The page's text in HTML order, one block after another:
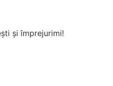
și împrejurimi!